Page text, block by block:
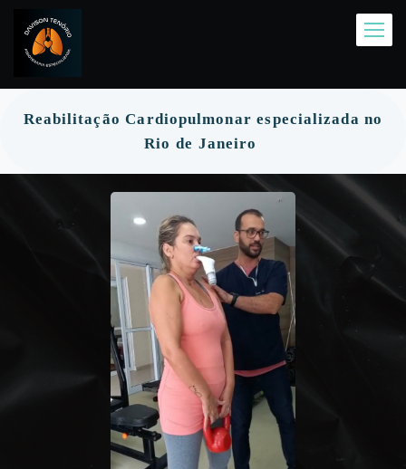
Reabilitação Cardiopulmonar especializada no
Rio de Janeiro